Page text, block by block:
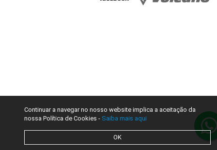
Continuar a navegar no nosso website implica a aceitação da
nossa Política de Cookies - Saiba mais aqui
OK